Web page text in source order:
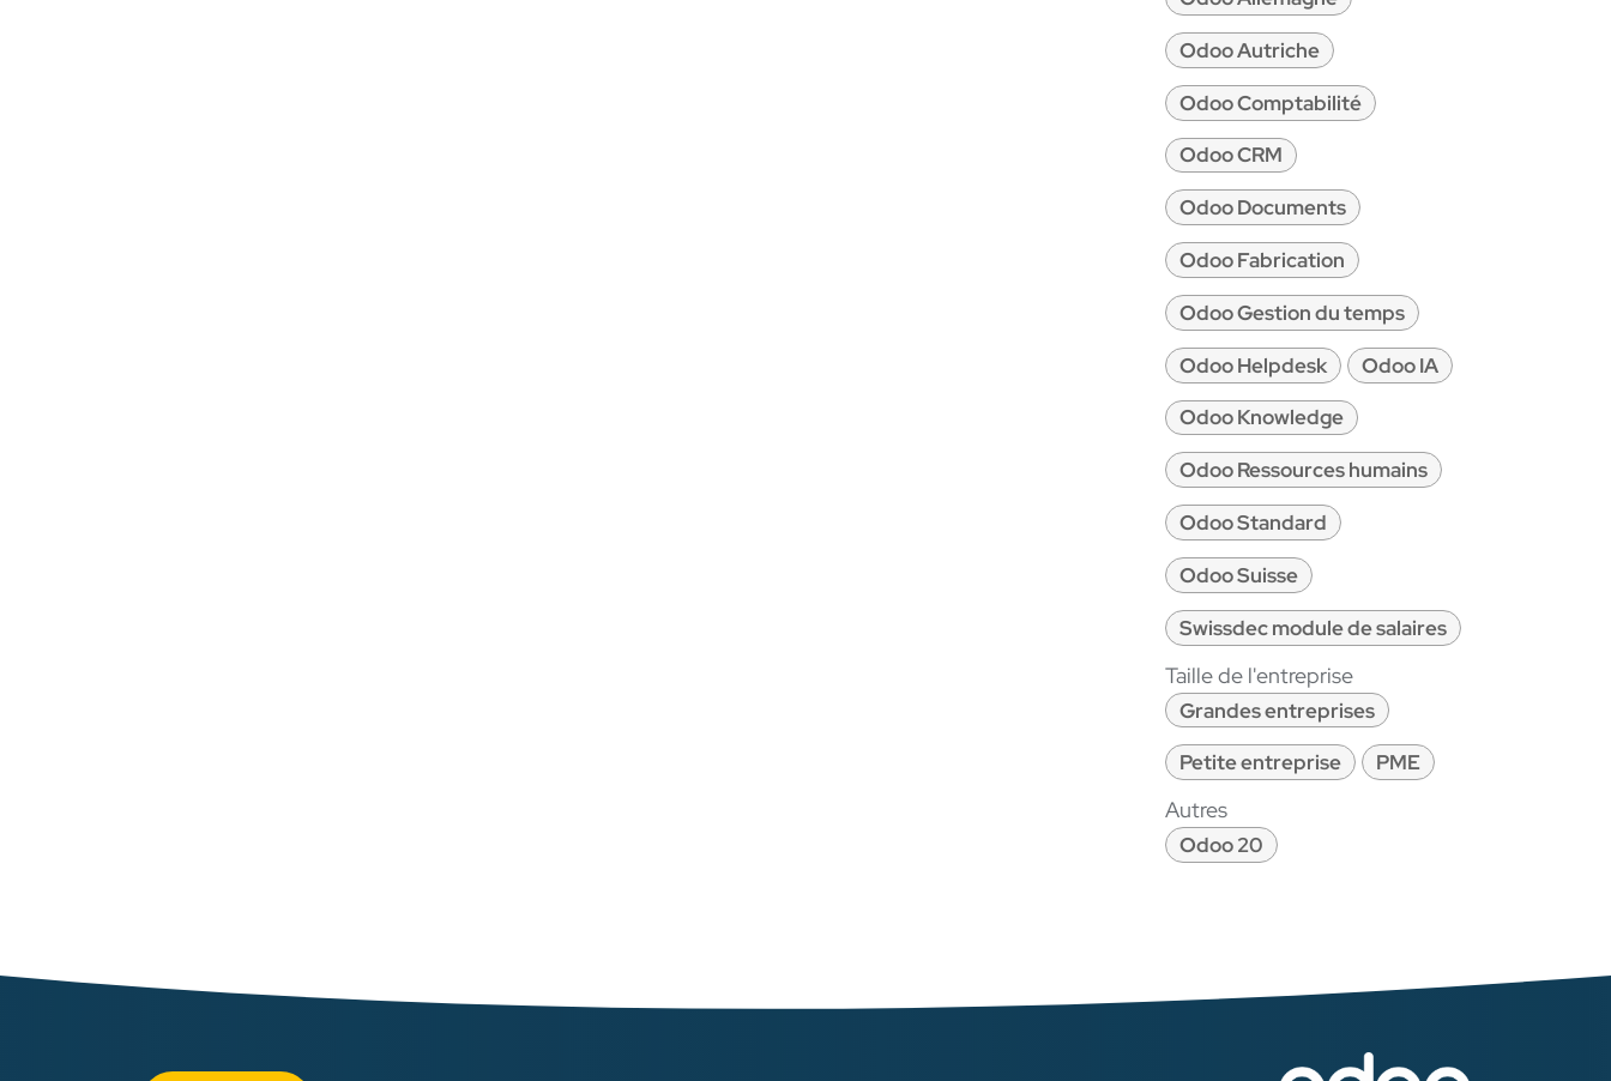
Odoo Autriche
Odoo Comptabilité
Odoo CRM
Odoo Documents
Odoo Fabrication
Odoo Gestion du temps
Odoo Helpdesk
Odoo IA
Odoo Knowledge
Odoo Ressources humains
Odoo Standard
Odoo Suisse
Swissdec module de salaires
Taille de l'entreprise
Grandes entreprises
Petite entreprise
PME
Autres
Odoo 20